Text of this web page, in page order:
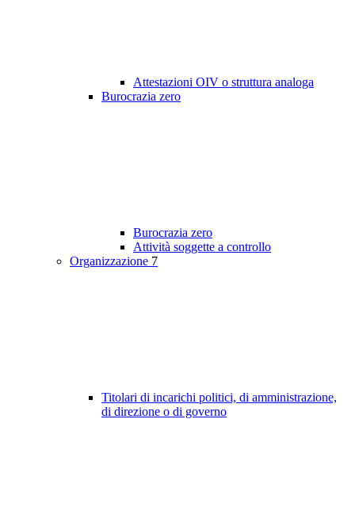
Attestazioni OIV o struttura analoga
Burocrazia zero
Burocrazia zero
Attività soggette a controllo
Organizzazione 7
Titolari di incarichi politici, di amministrazione,
di direzione o di governo